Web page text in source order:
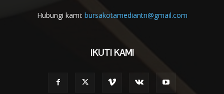
Hubungi kami: bursakotamediantn@gmail.com
IKUTI KAMI